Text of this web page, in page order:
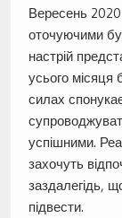
Вересень
оточуючими
настрій
усього місяця
силах
успішними.
захочуть
заздалегідь,
підвести.